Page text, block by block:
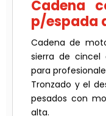
Cadena
p/espada
Cadena de
sierra de cincel
para
Tronzado y el
pesados con
alta.